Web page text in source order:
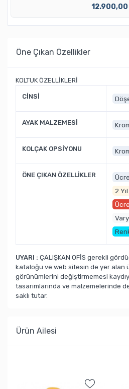
12.900,00
Öne Çıkan Özellikler
KOLTUK ÖZELLİKLERİ
CİNSİ
AYAK MALZEMESİ
KOLÇAK OPSİYONU
ÖNE ÇIKAN ÖZELLİKLER
2
UYARI : ÇALIŞKAN OFİS gerekli
kataloğu ve web sitesin de yer alan
görünümlerini değiştirmemesi
tasarımlarında ve malzemelerinde
saklı tutar.
Ürün Ailesi